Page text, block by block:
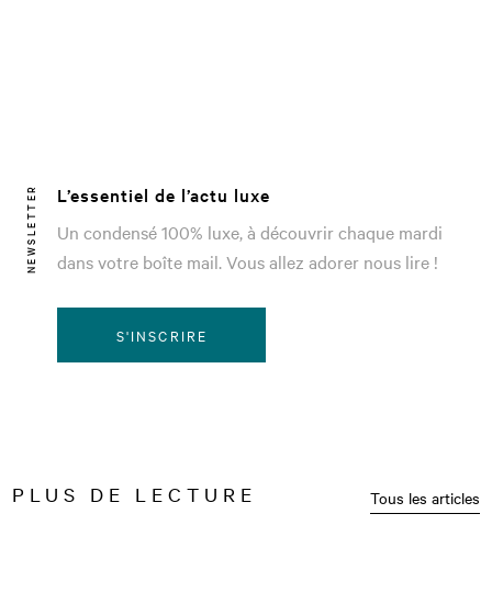
NEWSLETTER
L’essentiel de l’actu luxe
Un condensé 100% luxe, à découvrir chaque mardi
dans votre boîte mail. Vous allez adorer nous lire !
S'INSCRIRE
PLUS DE LECTURE Tous les articles